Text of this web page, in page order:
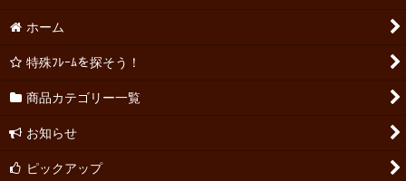
ホーム
特殊ﾌﾚｰﾑを探そう！
商品カテゴリー一覧
お知らせ
ピックアップ